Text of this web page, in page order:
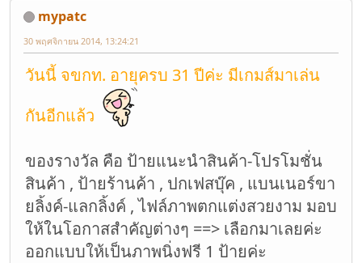
mypatc
30 พฤศจิกายน 2014, 13:24:21
วันนี้ จขกท. อายุครบ 31 ปีค่ะ มีเกมส์มาเล่น
กันอีกแล้ว
ของรางวัล คือ ป้ายแนะนำสินค้า-โปรโมชั่น
สินค้า , ป้ายร้านค้า , ปกเฟสบุ๊ค , แบนเนอร์ขา
ยลิ้งค์-แลกลิ้งค์ , ไฟล์ภาพตกแต่งสวยงาม มอบ
ให้ในโอกาสสำคัญต่างๆ ==> เลือกมาเลยค่ะ
ออกแบบให้เป็นภาพนิ่งฟรี 1 ป้ายค่ะ